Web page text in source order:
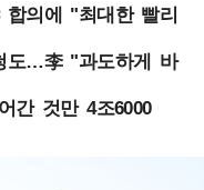
의에 "최대한 빨리
도…李 "과도하게 바
간 것만 4조6000